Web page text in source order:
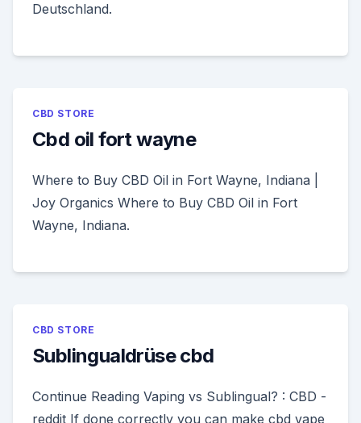
Deutschland.
CBD STORE
Cbd oil fort wayne
Where to Buy CBD Oil in Fort Wayne, Indiana |
Joy Organics Where to Buy CBD Oil in Fort
Wayne, Indiana.
CBD STORE
Sublingualdrüse cbd
Continue Reading Vaping vs Sublingual? : CBD -
reddit If done correctly you can make cbd vape